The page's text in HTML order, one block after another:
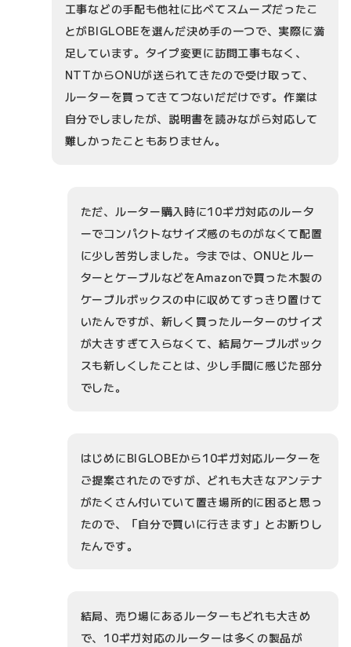
工事などの手配も他社に比べてスムーズだったこ
とがBIGLOBEを選んだ決め手の一つで、実際に満
足しています。タイプ変更に訪問工事もなく、
NTTからONUが送られてきたので受け取って、
ルーターを買ってきてつないだだけです。作業は
自分でしましたが、説明書を読みながら対応して
難しかったこともありません。
ただ、ルーター購入時に10ギガ対応のルータ
ーでコンパクトなサイズ感のものがなくて配置
に少し苦労しました。今までは、ONUとルー
ターとケーブルなどをAmazonで買った木製の
ケーブルボックスの中に収めてすっきり置けて
いたんですが、新しく買ったルーターのサイズ
が大きすぎて入らなくて、結局ケーブルボック
スも新しくしたことは、少し手間に感じた部分
でした。
はじめにBIGLOBEから10ギガ対応ルーターを
ご提案されたのですが、どれも大きなアンテナ
がたくさん付いていて置き場所的に困ると思っ
たので、「自分で買いに行きます」とお断りし
たんです。
結局、売り場にあるルーターもどれも大きめ
で、10ギガ対応のルーターは多くの製品が